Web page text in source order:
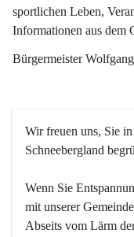
sportlichen Leben,
Informationen aus dem
Bürgermeister
Wir freuen uns, Sie
Schneebergland
Wenn Sie
mit unserer
Abseits vom Lärm